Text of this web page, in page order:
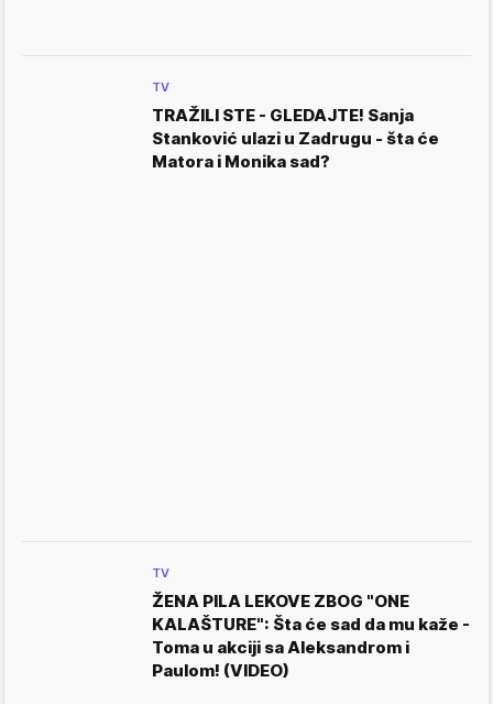
TV
TRAŽILI STE - GLEDAJTE! Sanja
Stanković ulazi u Zadrugu - šta će
Matora i Monika sad?
TV
ŽENA PILA LEKOVE ZBOG "ONE
KALAŠTURE": Šta će sad da mu kaže -
Toma u akciji sa Aleksandrom i
Paulom! (VIDEO)